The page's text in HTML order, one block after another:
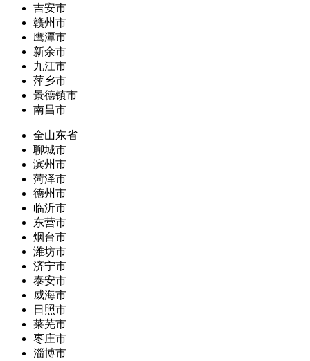
吉安市
赣州市
鹰潭市
新余市
九江市
萍乡市
景德镇市
南昌市
全山东省
聊城市
滨州市
菏泽市
德州市
临沂市
东营市
烟台市
潍坊市
济宁市
泰安市
威海市
日照市
莱芜市
枣庄市
淄博市